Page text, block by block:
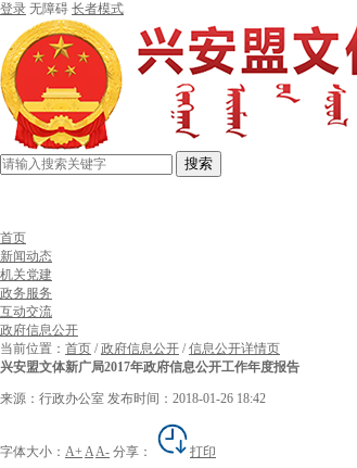
登录 无障碍 长者模式
搜索
首页
新闻动态
机关党建
政务服务
互动交流
政府信息公开
当前位置： 首页 /政府信息公开 /信息公开详情页
兴安盟文体新广局2017年政府信息公开工作年度报告
来源：行政办公室 发布时间：2018-01-26 18:42
字体大小： A+ AA- 分享： 打印